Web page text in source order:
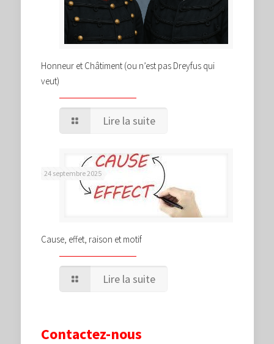
Honneur et Châtiment (ou n’est pas Dreyfus qui
veut)
Lire la suite
24 septembre 2025
Cause, effet, raison et motif
Lire la suite
Contactez-nous